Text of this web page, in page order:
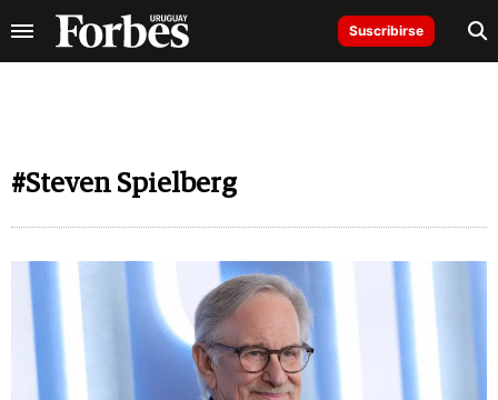
Suscribirse
#Steven Spielberg